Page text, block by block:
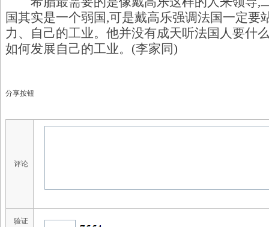
国其实是一个弱国,可是戴高乐强调法国一定要
力、自己的工业。他并没有成天听法国人要什
如何发展自己的工业。(李家同)
分享按钮
评论
验证